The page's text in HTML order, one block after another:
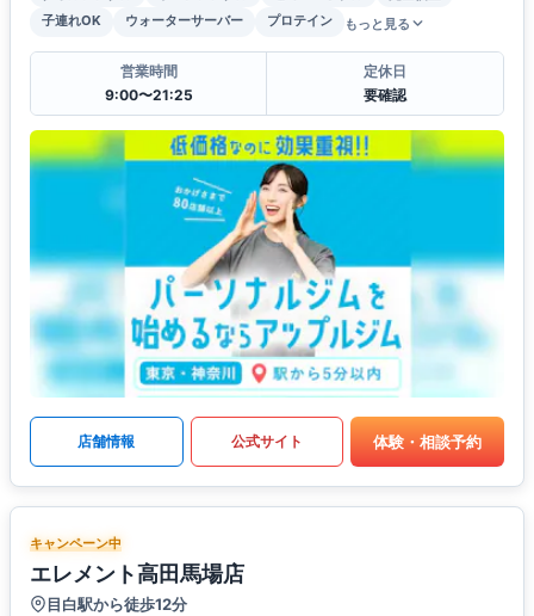
子連れOK
ウォーターサーバー プロテイン もっと見る
営業時間
9:00〜21:25
定休日
要確認
店舗情報 公式サイト 体験・相談予約
キャンペーン中
エレメント高田馬場店
目白駅から徒歩12分